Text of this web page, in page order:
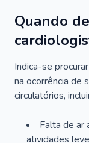
Quando
Indica-se
na ocorrência de
circulatórios,
Falta de ar
atividades